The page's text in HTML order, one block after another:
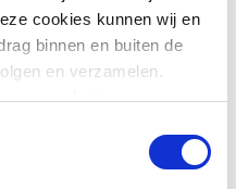
cookies kunnen wij en
binnen en buiten de
en verzamelen.
onze website, app,
in je browser.
99,5 (3.0255)